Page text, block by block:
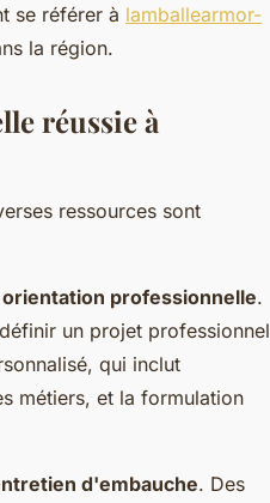
se référer à lamballearmor-
la région.
réussie à
ressources sont
orientation professionnelle.
un projet professionnel
qui inclut
métiers, et la formulation
d'embauche. Des